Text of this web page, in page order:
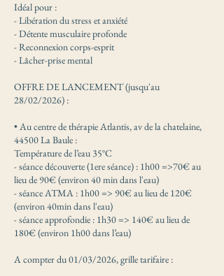
Idéal pour :
- Libération du stress et anxiété
- Détente musculaire profonde
- Reconnexion corps-esprit
- Lâcher-prise mental
OFFRE DE LANCEMENT (jusqu'au
28/02/2026) :
• Au centre de thérapie Atlantis, av de la chatelaine,
44500 La Baule :
Température de l’eau 35°C
- séance découverte (1ere séance) : 1h00 =>70€ au
lieu de 90€ (environ 40 min dans l'eau)
- séance ATMA : 1h00 => 90€ au lieu de 120€
(environ 40min dans l'eau)
- séance approfondie : 1h30 => 140€ au lieu de
180€ (environ 1h00 dans l’eau)
A compter du 01/03/2026, grille tarifaire :